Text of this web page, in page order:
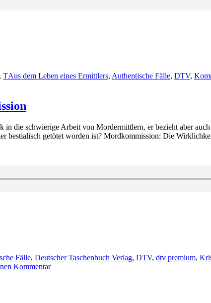
, TAus dem Leben eines Ermittlers, Authentische Fälle, DTV,
die schwierige Arbeit von Mordermittlern, er bezieht aber
bestialisch getötet worden ist? Mordkommission: Die
Fälle, Deutscher Taschenbuch Verlag, DTV, dtv premium,
Kommentarzu